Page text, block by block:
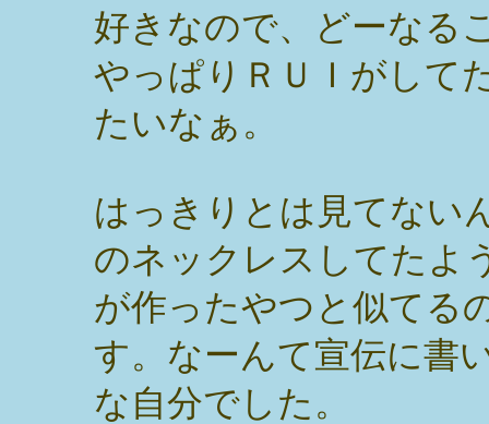
好きなので、どーなる
やっぱりＲＵＩがして
たいなぁ。
はっきりとは見てない
のネックレスしてたよ
が作ったやつと似てる
す。なーんて宣伝に書
な自分でした。